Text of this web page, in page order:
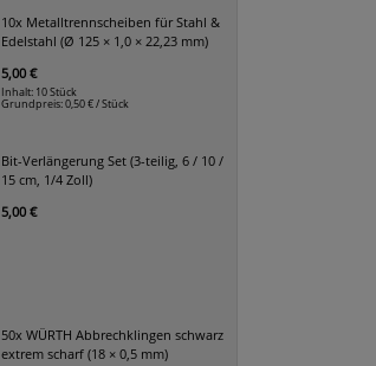
10x Metalltrennscheiben für Stahl &
Edelstahl (Ø 125 × 1,0 × 22,23 mm)
5,00 €
Inhalt: 10 Stück
Grundpreis:0,50 € / Stück
Bit-Verlängerung Set (3-teilig, 6 / 10 /
15 cm, 1/4 Zoll)
5,00 €
50x WÜRTH Abbrechklingen schwarz
extrem scharf (18 × 0,5 mm)